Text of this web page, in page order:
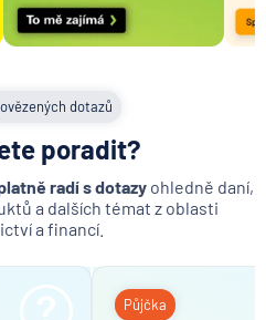
dotazů
poradit?
radí s dotazy ohledně daní,
a dalších témat z oblasti
a financí.
Půjčka